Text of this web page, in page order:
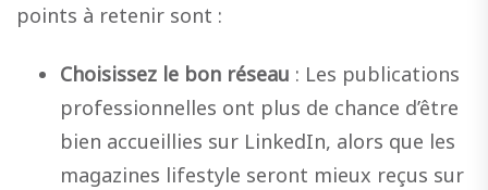
points à retenir sont :
Choisissez le bon réseau : Les publications
professionnelles ont plus de chance d’être
bien accueillies sur LinkedIn, alors que les
magazines lifestyle seront mieux reçus sur